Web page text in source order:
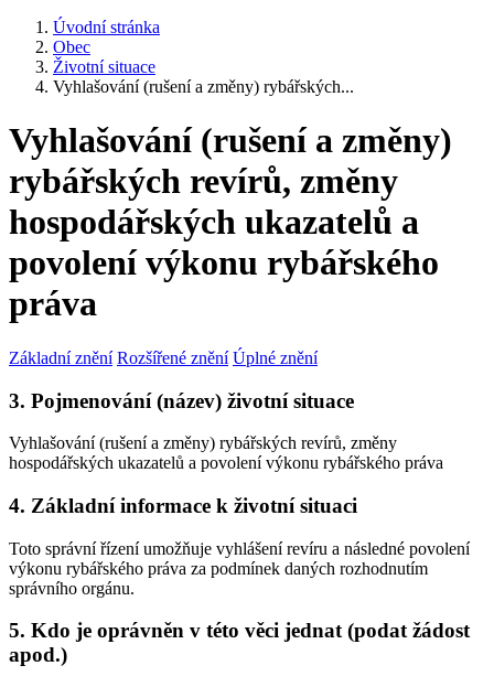
Úvodní stránka
Obec
Životní situace
Vyhlašování (rušení a změny) rybářských...
Vyhlašování (rušení a změny)
rybářských revírů, změny
hospodářských ukazatelů a
povolení výkonu rybářského
práva
Základní znění Rozšířené znění Úplné znění
3. Pojmenování (název) životní situace
Vyhlašování (rušení a změny) rybářských revírů, změny
hospodářských ukazatelů a povolení výkonu rybářského práva
4. Základní informace k životní situaci
Toto správní řízení umožňuje vyhlášení revíru a následné povolení
výkonu rybářského práva za podmínek daných rozhodnutím
správního orgánu.
5. Kdo je oprávněn v této věci jednat (podat žádost
apod.)